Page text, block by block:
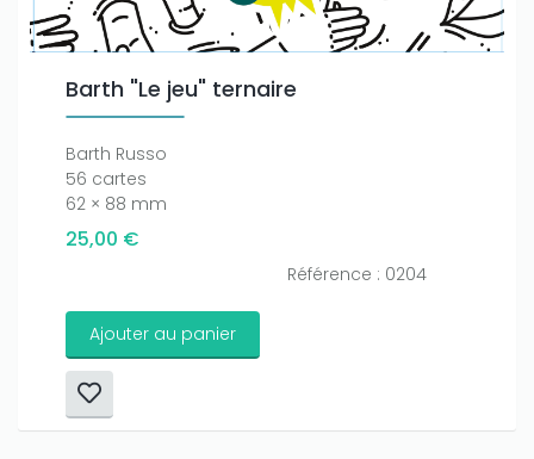
Barth "Le jeu" ternaire
Barth Russo
56 cartes
62 × 88 mm
25,00 €
Référence : 0204
Ajouter au panier